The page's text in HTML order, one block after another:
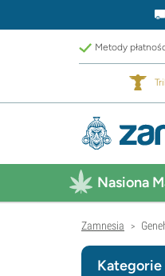
Metody
Nasiona
Zamnesia >
Kategorie